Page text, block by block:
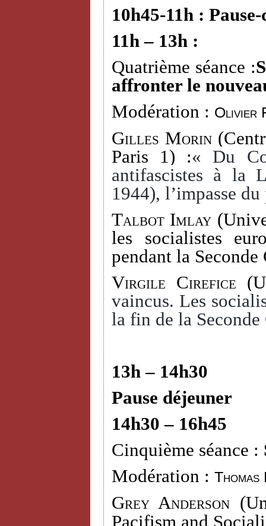
10h45-11h : Pause-
11h – 13h :
Quatrième séance :
affronter le
Modération : Olivier
Gilles Morin
Paris 1) :« Du
antifascistes à la
1944), l’impasse
Talbot Imlay
les socialistes
pendant la
Virgile Cirefice
vaincus. Les
la fin de la
13h – 14h30
Pause déjeuner
14h30 – 16h45
Cinquième séance :
Modération :
Grey Anderson (